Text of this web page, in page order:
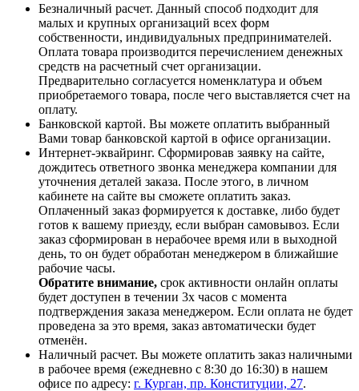
Безналичный расчет. Данный способ подходит для
малых и крупных организаций всех форм
собственности, индивидуальных предпринимателей.
Оплата товара производится перечислением денежных
средств на расчетный счет организации.
Предварительно согласуется номенклатура и объем
приобретаемого товара, после чего выставляется счет на
оплату.
Банковской картой. Вы можете оплатить выбранный
Вами товар банковской картой в офисе организации.
Интернет-эквайринг. Сформировав заявку на сайте,
дождитесь ответного звонка менеджера компании для
уточнения деталей заказа. После этого, в личном
кабинете на сайте вы сможете оплатить заказ.
Оплаченный заказ формируется к доставке, либо будет
готов к вашему приезду, если выбран самовывоз. Если
заказ сформирован в нерабочее время или в выходной
день, то он будет обработан менеджером в ближайшие
рабочие часы.
Обратите внимание, срок активности онлайн оплаты
будет доступен в течении 3х часов с момента
подтверждения заказа менеджером. Если оплата не будет
проведена за это время, заказ автоматически будет
отменён.
Наличный расчет. Вы можете оплатить заказ наличными
в рабочее время (ежедневно с 8:30 до 16:30) в нашем
офисе по адресу: г. Курган, пр. Конституции, 27.